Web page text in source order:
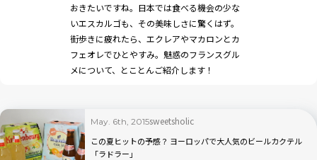
おきたいですね。日本では食べる機会の少な
いエスカルゴも、その美味しさに驚くはず。
街歩きに疲れたら、エクレアやマカロンとカ
フェオレでひとやすみ。魅惑のフランスグル
メについて、とことんご紹介します！
May. 6th, 2015sweetsholic
この夏ヒットの予感？ ヨーロッパで大人気のビールカクテル
「ラドラー」